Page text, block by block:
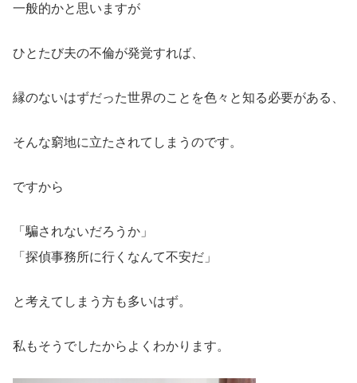
一般的かと思いますが
ひとたび夫の不倫が発覚すれば、
縁のないはずだった世界のことを色々と知る必要がある、
そんな窮地に立たされてしまうのです。
ですから
「騙されないだろうか」
「探偵事務所に行くなんて不安だ」
と考えてしまう方も多いはず。
私もそうでしたからよくわかります。